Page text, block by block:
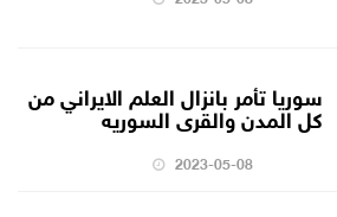
سوريا تأمر بانزال العلم الايراني من
كل المدن والقرى السوريه
2023-05-08